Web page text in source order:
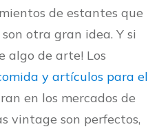
de estantes que
otra gran idea. Y si
algo de arte! Los
y artículos para el
en los mercados de
vintage son perfectos,